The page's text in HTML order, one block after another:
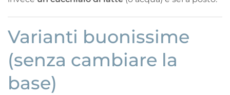
Varianti buonissime
(senza cambiare la
base)